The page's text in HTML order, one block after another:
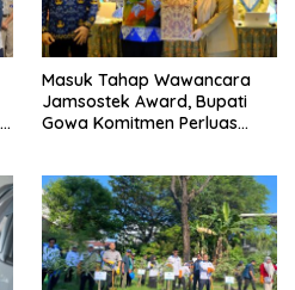
Masuk Tahap Wawancara
Jamsostek Award, Bupati
Gowa Komitmen Perluas